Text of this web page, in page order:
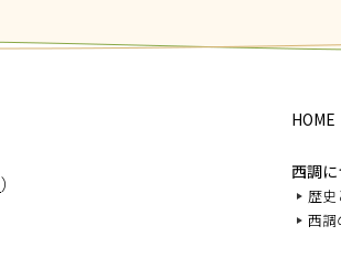
）
HOME
西調
歴
西調